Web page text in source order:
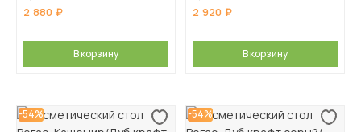
2 880
В корзину
2 920
В корзину
-54% -54%